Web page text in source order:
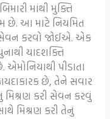
માંથી મુક્તિ
છે. આ માટે નિયમિત
સેવન કરવો જોઈએ. એક
યાદશક્તિ
પીડાતા
છે, તેને સવાર
મિશ્રણ કરી સેવન કરવું
મિશ્રણ કરી તેનું